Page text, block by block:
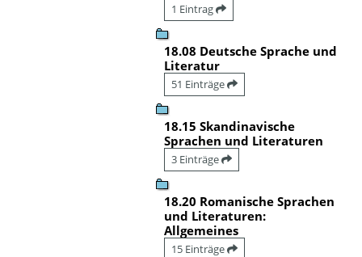
1 Eintrag
18.08 Deutsche Sprache und
Literatur
51 Einträge
18.15 Skandinavische
Sprachen und Literaturen
3 Einträge
18.20 Romanische Sprachen
und Literaturen:
Allgemeines
15 Einträge